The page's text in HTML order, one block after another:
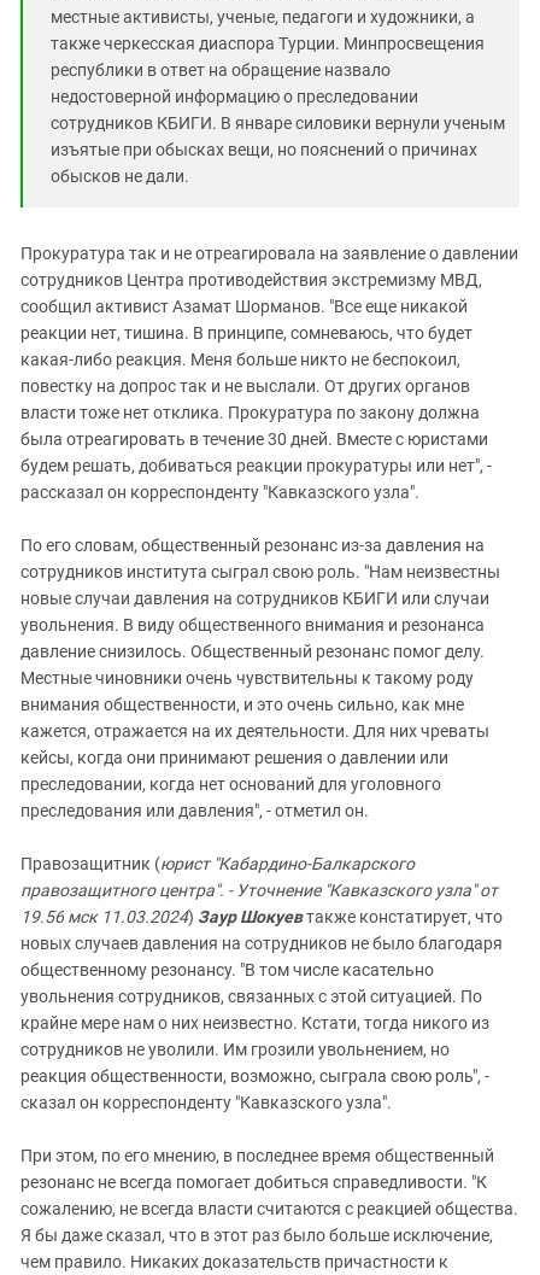
местные активисты, ученые, педагоги и художники, а
также черкесская диаспора Турции. Минпросвещения
республики в ответ на обращение назвало
недостоверной информацию о преследовании
сотрудников КБИГИ. В январе силовики вернули ученым
изъятые при обысках вещи, но пояснений о причинах
обысков не дали.
Прокуратура так и не отреагировала на заявление о давлении
сотрудников Центра противодействия экстремизму МВД,
сообщил активист Азамат Шорманов. "Все еще никакой
реакции нет, тишина. В принципе, сомневаюсь, что будет
какая-либо реакция. Меня больше никто не беспокоил,
повестку на допрос так и не выслали. От других органов
власти тоже нет отклика. Прокуратура по закону должна
была отреагировать в течение 30 дней. Вместе с юристами
будем решать, добиваться реакции прокуратуры или нет", -
рассказал он корреспонденту "Кавказского узла".
По его словам, общественный резонанс из-за давления на
сотрудников института сыграл свою роль. "Нам неизвестны
новые случаи давления на сотрудников КБИГИ или случаи
увольнения. В виду общественного внимания и резонанса
давление снизилось. Общественный резонанс помог делу.
Местные чиновники очень чувствительны к такому роду
внимания общественности, и это очень сильно, как мне
кажется, отражается на их деятельности. Для них чреваты
кейсы, когда они принимают решения о давлении или
преследовании, когда нет оснований для уголовного
преследования или давления", - отметил он.
Правозащитник (юрист "Кабардино-Балкарского
правозащитного центра". - Уточнение "Кавказского узла" от
19.56 мск 11.03.2024) Заур Шокуевтакже констатирует, что
новых случаев давления на сотрудников не было благодаря
общественному резонансу. "В том числе касательно
увольнения сотрудников, связанных с этой ситуацией. По
крайне мере нам о них неизвестно. Кстати, тогда никого из
сотрудников не уволили. Им грозили увольнением, но
реакция общественности, возможно, сыграла свою роль", -
сказал он корреспонденту "Кавказского узла".
При этом, по его мнению, в последнее время общественный
резонанс не всегда помогает добиться справедливости. "К
сожалению, не всегда власти считаются с реакцией общества.
Я бы даже сказал, что в этот раз было больше исключение,
чем правило. Никаких доказательств причастности к